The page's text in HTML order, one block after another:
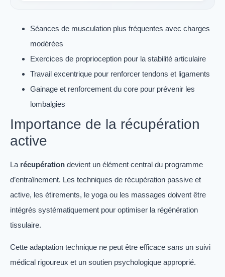
Séances de musculation plus fréquentes avec charges
modérées
Exercices de proprioception pour la stabilité articulaire
Travail excentrique pour renforcer tendons et ligaments
Gainage et renforcement du core pour prévenir les
lombalgies
Importance de la récupération
active
La récupération devient un élément central du programme
d’entraînement. Les techniques de récupération passive et
active, les étirements, le yoga ou les massages doivent être
intégrés systématiquement pour optimiser la régénération
tissulaire.
Cette adaptation technique ne peut être efficace sans un suivi
médical rigoureux et un soutien psychologique approprié.